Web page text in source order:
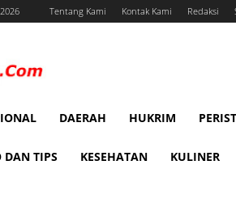
Tentang Kami Kontak Kami Redaksi
DAERAH HUKRIM
DAN TIPS KESEHATAN KULINER